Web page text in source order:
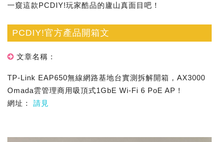
一窺這款PCDIY!玩家酷品的廬山真面目吧！
PCDIY!官方產品開箱文
文章名稱：
TP-Link EAP650無線網路基地台實測拆解開箱，AX3000
Omada雲管理商用吸頂式1GbE Wi-Fi 6 PoE AP！
網址： 請見